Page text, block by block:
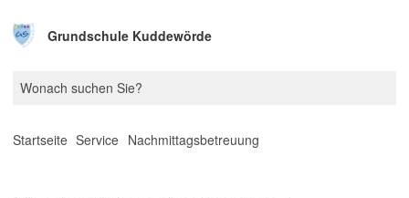
Grundschule Kuddewörde
Startseite Service Nachmittagsbetreuung